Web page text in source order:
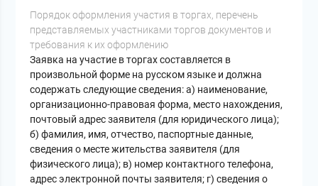
Порядок оформления участия в торгах, перечень
представляемых участниками торгов документов и
требования к их оформлению
Заявка на участие в торгах составляется в
произвольной форме на русском языке и должна
содержать следующие сведения: а) наименование,
организационно-правовая форма, место нахождения,
почтовый адрес заявителя (для юридического лица);
б) фамилия, имя, отчество, паспортные данные,
сведения о месте жительства заявителя (для
физического лица); в) номер контактного телефона,
адрес электронной почты заявителя; г) сведения о